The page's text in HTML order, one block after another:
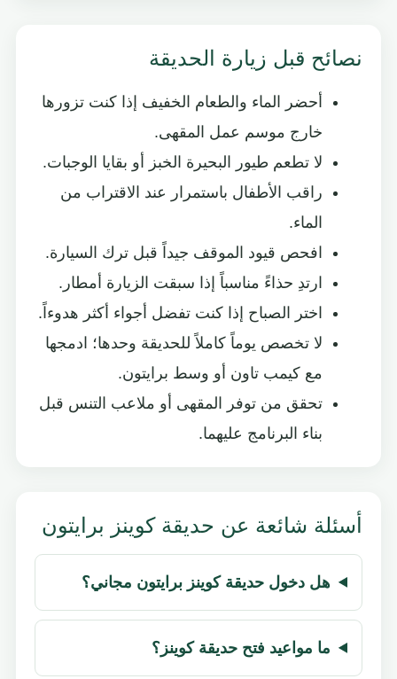
نصائح قبل زيارة الحديقة
أحضر الماء والطعام الخفيف إذا كنت تزورها
خارج موسم عمل المقهى.
لا تطعم طيور البحيرة الخبز أو بقايا الوجبات.
راقب الأطفال باستمرار عند الاقتراب من
الماء.
افحص قيود الموقف جيداً قبل ترك السيارة.
ارتدِ حذاءً مناسباً إذا سبقت الزيارة أمطار.
اختر الصباح إذا كنت تفضل أجواء أكثر هدوءاً.
لا تخصص يوماً كاملاً للحديقة وحدها؛ ادمجها
مع كيمب تاون أو وسط برايتون.
تحقق من توفر المقهى أو ملاعب التنس قبل
بناء البرنامج عليهما.
أسئلة شائعة عن حديقة كوينز برايتون
هل دخول حديقة كوينز برايتون مجاني؟
ما مواعيد فتح حديقة كوينز؟